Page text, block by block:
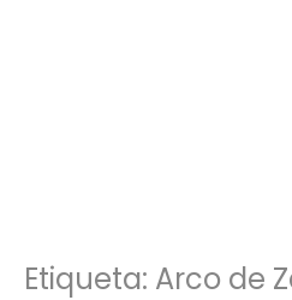
Etiqueta: Arco de